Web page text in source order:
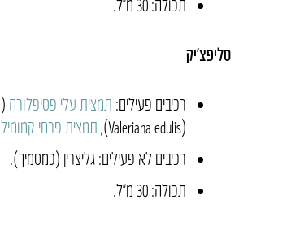
סליפצ’יק
רכיבים פעילים: תמצית עלי פסיפלורה
(Valeriana edulis),
תמצית פרחי קמומיל
רכיבים לא פעילים: גליצרין (כמסמיך).
תכולה: 30 מ״ל.